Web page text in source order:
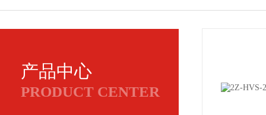
产品中心
PRODUCT CENTER